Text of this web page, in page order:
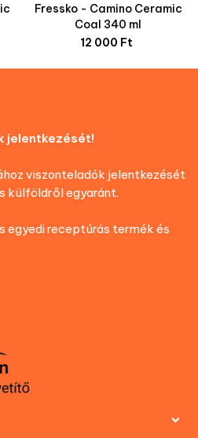
Fressko - Camino Ceramic
Coal 340 ml
Ár
12 000 Ft
jelentkezését!
viszonteladók jelentkezését
külföldről egyaránt.
egyedi receptúrás termék és
